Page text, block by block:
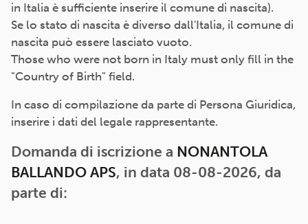
in Italia è sufficiente inserire il comune di nascita).
Se lo stato di nascita è diverso dall'Italia, il comune di
nascita può essere lasciato vuoto.
Those who were not born in Italy must only fill in the
"Country of Birth" field.
In caso di compilazione da parte di Persona Giuridica,
inserire i dati del legale rappresentante.
Domanda di iscrizione a NONANTOLA
BALLANDO APS, in data 08-08-2026, da
parte di: